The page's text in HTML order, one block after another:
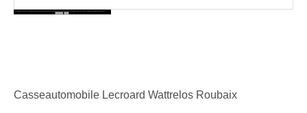
Casseautomobile Lecroard Wattrelos Roubaix